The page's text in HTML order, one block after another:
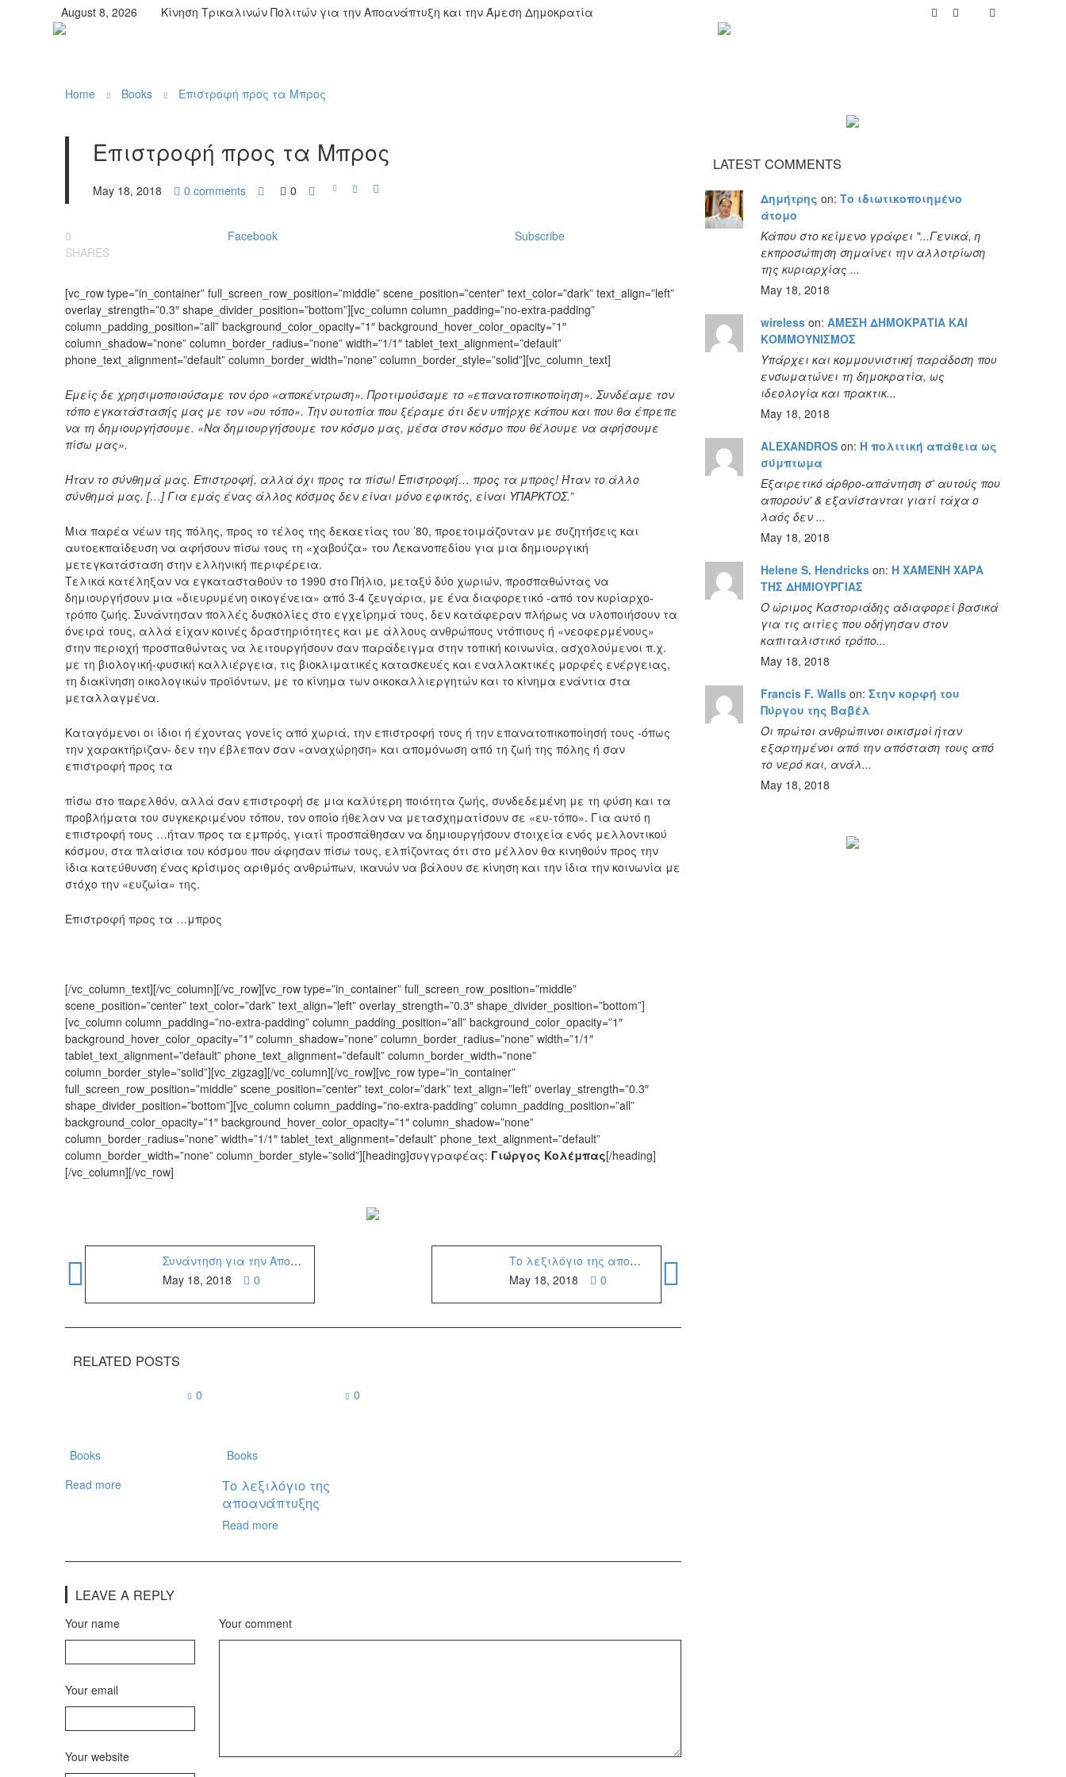
August 8, 2026 Κίνηση Τρικαλινών Πολιτών για την Αποανάπτυξη και την Άμεση Δημοκρατία
Home Books Επιστροφή προς τα Μπρος
Επιστροφή προς τα Μπρος
May 18, 2018 0 comments 0
0
SHARES
Facebook Subscribe
[vc_row type=”in_container” full_screen_row_position=”middle” scene_position=”center” text_color=”dark” text_align=”left”
overlay_strength=”0.3″ shape_divider_position=”bottom”][vc_column column_padding=”no-extra-padding”
column_padding_position=”all” background_color_opacity=”1″ background_hover_color_opacity=”1″
column_shadow=”none” column_border_radius=”none” width=”1/1″ tablet_text_alignment=”default”
phone_text_alignment=”default” column_border_width=”none” column_border_style=”solid”][vc_column_text]
Εμείς δε χρησιμοποιούσαμε τον όρο «αποκέντρωση». Προτιμούσαμε το «επανατοπικοποίηση». Συνδέαμε τον
τόπο εγκατάστασής μας με τον «ου τόπο». Την ουτοπία που ξέραμε ότι δεν υπήρχε κάπου και που θα έπρεπε
να τη δημιουργήσουμε. «Να δημιουργήσουμε τον κόσμο μας, μέσα στον κόσμο που θέλουμε να αφήσουμε
πίσω μας».
Ήταν το σύνθημά μας. Επιστροφή, αλλά όχι προς τα πίσω! Επιστροφή… προς τα μπρος! Ήταν το άλλο
σύνθημά μας. […]Για εμάς ένας άλλος κόσμος δεν είναι μόνο εφικτός, είναι ΥΠΑΡΚΤΟΣ.”
Μια παρέα νέων της πόλης, προς το τέλος της δεκαετίας του ’80, προετοιμάζονταν με συζητήσεις και
αυτοεκπαίδευση να αφήσουν πίσω τους τη «χαβούζα» του Λεκανοπεδίου για μια δημιουργική
μετεγκατάσταση στην ελληνική περιφέρεια.
Τελικά κατέληξαν να εγκατασταθούν το 1990 στο Πήλιο, μεταξύ δύο χωριών, προσπαθώντας να
δημιουργήσουν μια «διευρυμένη οικογένεια» από 3-4 ζευγάρια, με ένα διαφορετικό -από τον κυρίαρχο-
τρόπο ζωής. Συνάντησαν πολλές δυσκολίες στο εγχείρημά τους, δεν κατάφεραν πλήρως να υλοποιήσουν τα
όνειρά τους, αλλά είχαν κοινές δραστηριότητες και με άλλους ανθρώπους ντόπιους ή «νεοφερμένους»
στην περιοχή προσπαθώντας να λειτουργήσουν σαν παράδειγμα στην τοπική κοινωνία, ασχολούμενοι π.χ.
με τη βιολογική-φυσική καλλιέργεια, τις βιοκλιματικές κατασκευές και εναλλακτικές μορφές ενέργειας,
τη διακίνηση οικολογικών προϊόντων, με το κίνημα των οικοκαλλιεργητών και το κίνημα ενάντια στα
μεταλλαγμένα.
Καταγόμενοι οι ίδιοι ή έχοντας γονείς από χωριά, την επιστροφή τους ή την επανατοπικοποίησή τους -όπως
την χαρακτήριζαν- δεν την έβλεπαν σαν «αναχώρηση» και απομόνωση από τη ζωή της πόλης ή σαν
επιστροφή προς τα
πίσω στο παρελθόν, αλλά σαν επιστροφή σε μια καλύτερη ποιότητα ζωής, συνδεδεμένη με τη φύση και τα
προβλήματα του συγκεκριμένου τόπου, τον οποίο ήθελαν να μετασχηματίσουν σε «ευ-τόπο». Για αυτό η
επιστροφή τους …ήταν προς τα εμπρός, γιατί προσπάθησαν να δημιουργήσουν στοιχεία ενός μελλοντικού
κόσμου, στα πλαίσια του κόσμου που άφησαν πίσω τους, ελπίζοντας ότι στο μέλλον θα κινηθούν προς την
ίδια κατεύθυνση ένας κρίσιμος αριθμός ανθρώπων, ικανών να βάλουν σε κίνηση και την ίδια την κοινωνία με
στόχο την «ευζωία» της.
Επιστροφή προς τα …μπρος
[/vc_column_text][/vc_column][/vc_row][vc_row type=”in_container” full_screen_row_position=”middle”
scene_position=”center” text_color=”dark” text_align=”left” overlay_strength=”0.3″ shape_divider_position=”bottom”]
[vc_column column_padding=”no-extra-padding” column_padding_position=”all” background_color_opacity=”1″
background_hover_color_opacity=”1″ column_shadow=”none” column_border_radius=”none” width=”1/1″
tablet_text_alignment=”default” phone_text_alignment=”default” column_border_width=”none”
column_border_style=”solid”][vc_zigzag][/vc_column][/vc_row][vc_row type=”in_container”
full_screen_row_position=”middle” scene_position=”center” text_color=”dark” text_align=”left” overlay_strength=”0.3″
shape_divider_position=”bottom”][vc_column column_padding=”no-extra-padding” column_padding_position=”all”
background_color_opacity=”1″ background_hover_color_opacity=”1″ column_shadow=”none”
column_border_radius=”none” width=”1/1″ tablet_text_alignment=”default” phone_text_alignment=”default”
column_border_width=”none” column_border_style=”solid”][heading]συγγραφέας: Γιώργος Κολέμπας[/heading]
[/vc_column][/vc_row]
Συνάντηση για την Αποανάπτυξη και την Άμεση Δημοκρ...
May 18, 2018
0
Το λεξιλόγιο της αποανάπτυξης
May 18, 2018
0
RELATED POSTS
0
Books
Read more
0
Books
Το λεξιλόγιο της
αποανάπτυξης
Read more
LEAVE A REPLY
Your comment
Your name
Your email
Your website
LATEST COMMENTS
Δημήτρης on: Το ιδιωτικοποιημένο
άτομο
Κάπου στο κείμενο γράφει "...Γενικά, η
εκπροσώπηση σημαίνει την αλλοτρίωση
της κυριαρχίας ...
May 18, 2018
wireless on: ΑΜΕΣΗ ΔΗΜΟΚΡΑΤΙΑ ΚΑΙ
ΚΟΜΜΟΥΝΙΣΜΟΣ
Υπάρχει και κομμουνιστική παράδοση που
ενσωματώνει τη δημοκρατία, ως
ιδεολογία και πρακτικ...
May 18, 2018
ALEXANDROS on: Η πολιτική απάθεια ως
σύμπτωμα
Εξαιρετικό άρθρο-απάντηση σ' αυτούς που
απορούν' & εξανίστανται γιατί τάχα ο
λαός δεν ...
May 18, 2018
Helene S. Hendricks on: Η ΧΑΜΕΝΗ ΧΑΡΑ
ΤΗΣ ΔΗΜΙΟΥΡΓΙΑΣ
Ο ώριμος Καστοριάδης αδιαφορεί βασικά
για τις αιτίες που οδήγησαν στον
καπιταλιστικό τρόπο...
May 18, 2018
Francis F. Walls on: Στην κορφή του
Πύργου της Βαβέλ
Οι πρώτοι ανθρώπινοι οικισμοί ήταν
εξαρτημένοι από την απόσταση τους από
το νερό και, ανάλ...
May 18, 2018